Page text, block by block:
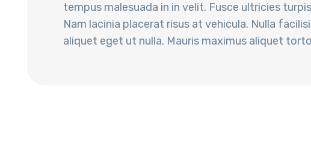
tempus malesuada in in velit. Fusce ultricies
Nam lacinia placerat risus at vehicula. Nulla
aliquet eget ut nulla. Mauris maximus aliquet